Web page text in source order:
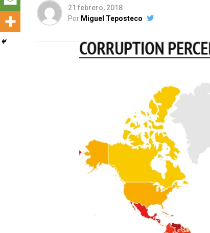
21 febrero, 2018
Por Miguel Teposteco